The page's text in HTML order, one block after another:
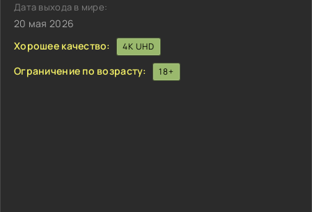
Дата выхода в мире:
20 мая 2026
Хорошее качество:
4K UHD
Ограничение по возрасту: 18+